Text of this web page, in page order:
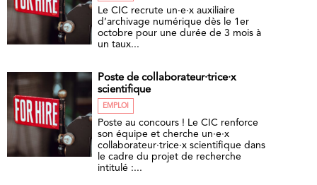
Le CIC recrute un·e·x auxiliaire
d’archivage numérique dès le 1er
octobre pour une durée de 3 mois à
un taux...
Poste de collaborateur·trice·x
scientifique
EMPLOI
Poste au concours ! Le CIC renforce
son équipe et cherche un·e·x
collaborateur·trice·x scientifique dans
le cadre du projet de recherche
intitulé :...